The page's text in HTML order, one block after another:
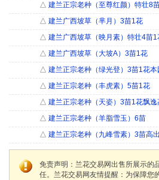
△ 建兰正宗老种（至尊红颜）特壮8
△ 建兰广西坡草（芈月）3苗1花
△ 建兰广西坡草（映月素）特壮4苗
△ 建兰广西坡草（大坡A）3苗1花
△ 建兰正宗老种（绿光登）3苗1花本
△ 建兰正宗老种（丰虎素）5苗1花
△ 建兰正宗老种（天姿）3苗1花飘逸
△ 建兰正宗老种（羊脂雪玉）6苗
△ 建兰正宗老种（九峰雪素）3苗高
免责声明：兰花交易网出售所展示的
任。兰花交易网友情提醒：为保障您